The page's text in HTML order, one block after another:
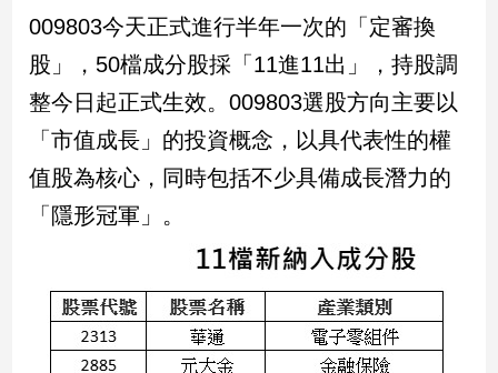
術
／
文
／
電
推
薦
009803今天正式進行半年一次的「定審換
股」，50檔成分股採「11進11出」，持股調
整今日起正式生效。009803選股方向主要以
「市值成長」的投資概念，以具代表性的權
值股為核心，同時包括不少具備成長潛力的
「隱形冠軍」。